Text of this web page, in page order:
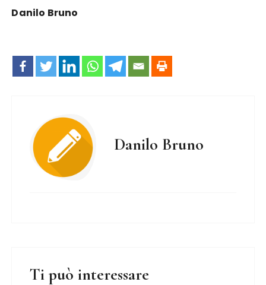
Danilo Bruno
Danilo Bruno
Ti può interessare